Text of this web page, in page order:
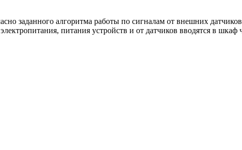
заданного алгоритма работы по сигналам от внешних
питания устройств и от датчиков вводятся в